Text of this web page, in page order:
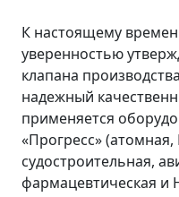
К настоящему
уверенностью
клапана
надежный
применяется
«Прогресс»
судостроительная,
фармацевтическая и